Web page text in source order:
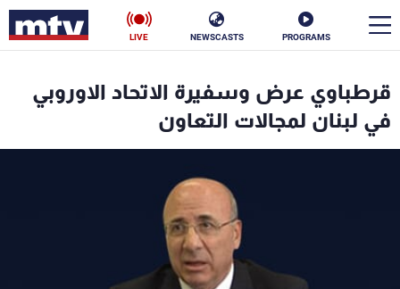
PROGRAMS
NEWSCASTS
LIVE
قرطباوي عرض وسفيرة الاتحاد الاوروبي
في لبنان لمجالات التعاون
الأخبار
فن
رياضة